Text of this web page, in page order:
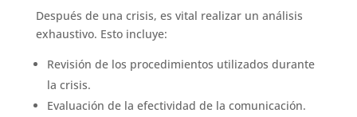
Después de una crisis, es vital realizar un análisis
exhaustivo. Esto incluye:
Revisión de los procedimientos utilizados durante
la crisis.
Evaluación de la efectividad de la comunicación.